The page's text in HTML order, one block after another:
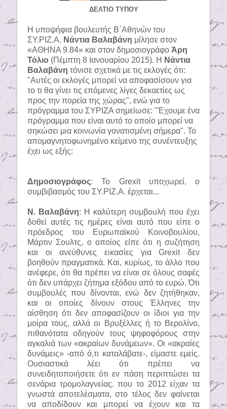
ΔΕΛΤΙΟ ΤΥΠΟΥ
Η υποψήφια βουλευτής Β΄Αθηνών του
ΣΥ.ΡΙΖ.Α. Νάντια Βαλαβάνη μίλησε στον
«ΑΘΗΝΑ 9.84» και στον δημοσιογράφο Άρη
Τόλιο (Πέμπτη 8 Ιανουαρίου 2015). Η Νάντια
Βαλαβάνη τόνισε σχετικά με τις εκλογές ότι:
"Αυτές οι εκλογές μπορεί να αποφασίσουν για
το τι θα γίνει τις επόμενες λίγες δεκαετίες ως
προς την πορεία της χώρας", ενώ για το
πρόγραμμα του ΣΥΡΙΖΑ σημείωσε: "Έχουμε ένα
πρόγραμμα που είναι αυτό το οποίο μπορεί να
σηκώσει μια κοινωνία γονατισμένη σήμερα". Το
απομαγνητοφωνημένο κείμενο της συνέντευξης
έχει ως εξής:
Δημοσιογράφος: Το Grexit υποχωρεί, ο
συμβιβασμός του ΣΥ.ΡΙΖ.Α. έρχεται...
Ν. Βαλαβάνη: Η καλύτερη συμβουλή που έχει
δοθεί αυτές τις ημέρες είναι αυτό που είπε ο
πρόεδρος του Eυρωπαϊκού Κοινοβουλίου,
Μάρτιν Σουλτς, ο οποίος είπε ότι η συζήτηση
και οι ανεύθυνες εικασίες για Grexit δεν
βοηθούν πραγματικά. Και, κυρίως, το άλλο που
ανέφερε, ότι θα πρέπει να είναι σε όλους σαφές
ότι δεν υπάρχει ζήτημα εξόδου από το ευρώ. Ότι
συμβουλές που δίνονται, ενώ δεν ζητήθηκαν,
και οι οποίες δίνουν στους Έλληνες την
αίσθηση ότι δεν αποφασίζουν οι ίδιοι για την
μοίρα τους, αλλά οι Βρυξέλλες ή το Βερολίνο,
πιθανότατα οδηγούν τους ψηφοφόρους στην
αγκαλιά των «ακραίων δυνάμεων». Οι «ακραίες
δυνάμεις» -από ό,τι καταλάβατε-, είμαστε εμείς.
Ουσιαστικά λέει ότι πρέπει να
συνειδητοποιήσετε ότι εν πάση περιπτώσει τα
σενάρια τρομολαγνείας. που το 2012 είχαν τα
γνωστά αποτελέσματα, στο τέλος δεν φαίνεται
να αποδίδουν και μπορεί να έχουν και τα